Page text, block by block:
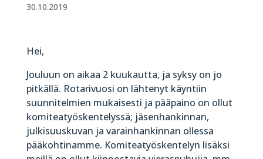
30.10.2019
Hei,
Jouluun on aikaa 2 kuukautta, ja syksy on jo
pitkällä. Rotarivuosi on lähtenyt käyntiin
suunnitelmien mukaisesti ja pääpaino on ollut
komiteatyöskentelyssä; jäsenhankinnan,
julkisuuskuvan ja varainhankinnan ollessa
pääkohtinamme. Komiteatyöskentelyn lisäksi